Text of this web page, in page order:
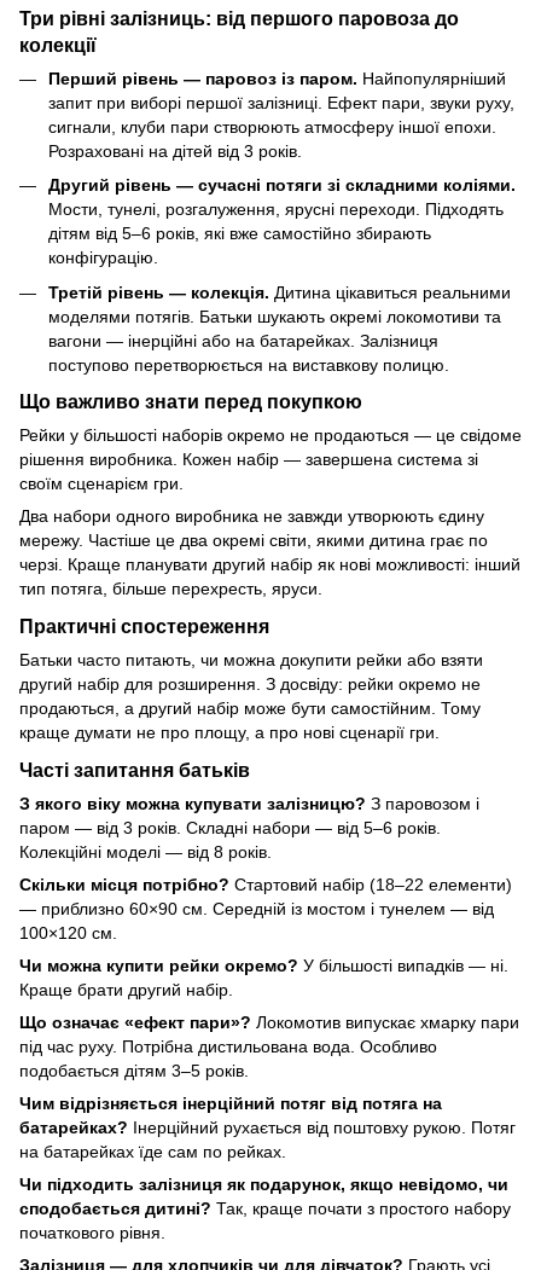
Три рівні залізниць: від першого паровоза до
колекції
Перший рівень — паровоз із паром. Найпопулярніший
запит при виборі першої залізниці. Ефект пари, звуки руху,
сигнали, клуби пари створюють атмосферу іншої епохи.
Розраховані на дітей від 3 років.
Другий рівень — сучасні потяги зі складними коліями.
Мости, тунелі, розгалуження, ярусні переходи. Підходять
дітям від 5–6 років, які вже самостійно збирають
конфігурацію.
Третій рівень — колекція. Дитина цікавиться реальними
моделями потягів. Батьки шукають окремі локомотиви та
вагони — інерційні або на батарейках. Залізниця
поступово перетворюється на виставкову полицю.
Що важливо знати перед покупкою
Рейки у більшості наборів окремо не продаються — це свідоме
рішення виробника. Кожен набір — завершена система зі
своїм сценарієм гри.
Два набори одного виробника не завжди утворюють єдину
мережу. Частіше це два окремі світи, якими дитина грає по
черзі. Краще планувати другий набір як нові можливості: інший
тип потяга, більше перехресть, яруси.
Практичні спостереження
Батьки часто питають, чи можна докупити рейки або взяти
другий набір для розширення. З досвіду: рейки окремо не
продаються, а другий набір може бути самостійним. Тому
краще думати не про площу, а про нові сценарії гри.
Часті запитання батьків
З якого віку можна купувати залізницю? З паровозом і
паром — від 3 років. Складні набори — від 5–6 років.
Колекційні моделі — від 8 років.
Скільки місця потрібно? Стартовий набір (18–22 елементи)
— приблизно 60×90 см. Середній із мостом і тунелем — від
100×120 см.
Чи можна купити рейки окремо? У більшості випадків — ні.
Краще брати другий набір.
Що означає «ефект пари»? Локомотив випускає хмарку пари
під час руху. Потрібна дистильована вода. Особливо
подобається дітям 3–5 років.
Чим відрізняється інерційний потяг від потяга на
батарейках? Інерційний рухається від поштовху рукою. Потяг
на батарейках їде сам по рейках.
Чи підходить залізниця як подарунок, якщо невідомо, чи
сподобається дитині? Так, краще почати з простого набору
початкового рівня.
Залізниця — для хлопчиків чи для дівчаток? Грають усі.